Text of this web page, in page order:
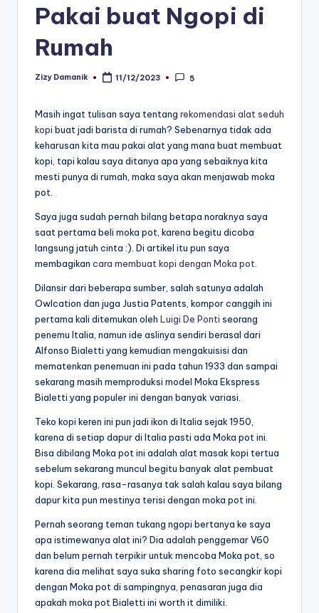
Pakai buat Ngopi di
Rumah
Posted
Zizy Damanik 11/12/2023 5
Masih ingat tulisan saya tentang rekomendasi alat seduh
kopi buat jadi barista di rumah? Sebenarnya tidak ada
keharusan kita mau pakai alat yang mana buat membuat
kopi, tapi kalau saya ditanya apa yang sebaiknya kita
mesti punya di rumah, maka saya akan menjawab moka
pot.
Saya juga sudah pernah bilang betapa noraknya saya
saat pertama beli moka pot, karena begitu dicoba
langsung jatuh cinta :). Di artikel itu pun saya
membagikan cara membuat kopi dengan Moka pot
Dilansir dari beberapa sumber, salah satunya adalah
Owlcation dan juga Justia Patents, kompor canggih ini
pertama kali ditemukan oleh Luigi De Ponti seorang
penemu Italia, namun ide aslinya sendiri berasal dari
Alfonso Bialetti yang kemudian mengakuisisi dan
mematenkan penemuan ini pada tahun 1933 dan sampai
sekarang masih memproduksi model Moka Ekspress
Bialetti yang populer ini dengan banyak variasi.
Teko kopi keren ini pun jadi ikon di Italia sejak 1950,
karena di setiap dapur di Italia pasti ada Moka pot ini.
Bisa dibilang Moka pot ini adalah alat masak kopi tertua
sebelum sekarang muncul begitu banyak alat pembuat
kopi. Sekarang, rasa-rasanya tak salah kalau saya bilang
dapur kita pun mestinya terisi dengan moka pot ini.
Pernah seorang teman tukang ngopi bertanya ke saya
apa istimewanya alat ini? Dia adalah penggemar V60
dan belum pernah terpikir untuk mencoba Moka pot, so
karena dia melihat saya suka sharing foto secangkir kopi
dengan Moka pot di sampingnya, penasaran juga dia
apakah moka pot Bialetti ini worth it dimiliki.